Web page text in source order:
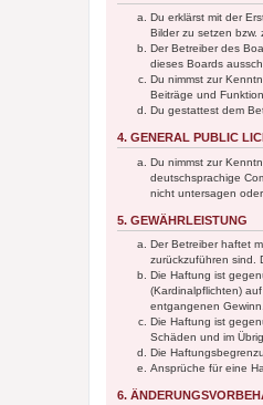
Du erklärst mit der
Bilder zu setzen bzw.
Der Betreiber des
dieses Boards
Du nimmst zur
Beiträge und
Du gestattest dem
4. GENERAL PUBLIC
Du nimmst zur
deutschsprachige
nicht untersagen
5. GEWÄHRLEISTUNG
Der Betreiber haftet
zurückzuführen sind.
Die Haftung ist
(Kardinalpflichten)
entgangenen Gewinn.
Die Haftung ist
Schäden und im
Die
Ansprüche für eine
6.